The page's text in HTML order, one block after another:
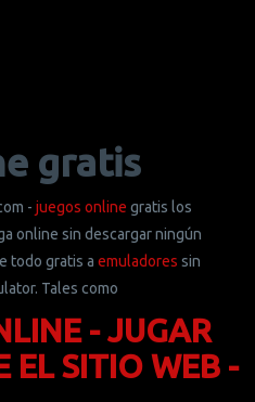
gratis
-juegos onlinegratis los
online sin descargar ningún
todo gratis aemuladores
Tales como
- JUGAR
EL SITIO WEB -